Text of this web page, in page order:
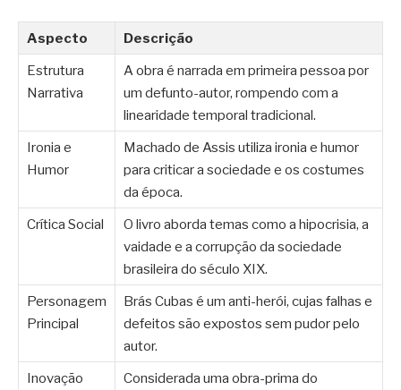
Aspecto
Descrição
Estrutura
Narrativa
A obra é narrada em primeira pessoa por
um defunto-autor, rompendo com a
linearidade temporal tradicional.
Ironia e
Humor
Machado de Assis utiliza ironia e humor
para criticar a sociedade e os costumes
da época.
Crítica Social
O livro aborda temas como a hipocrisia, a
vaidade e a corrupção da sociedade
brasileira do século XIX.
Personagem
Principal
Brás Cubas é um anti-herói, cujas falhas e
defeitos são expostos sem pudor pelo
autor.
Inovação
Considerada uma obra-prima do